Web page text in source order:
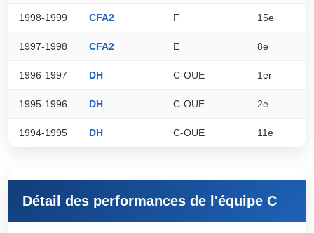
1998-1999 CFA2 F 15e
1997-1998 CFA2 E 8e
1996-1997 DH C-OUE 1er
1995-1996 DH C-OUE 2e
1994-1995 DH C-OUE 11e
Détail des performances de l'équipe C